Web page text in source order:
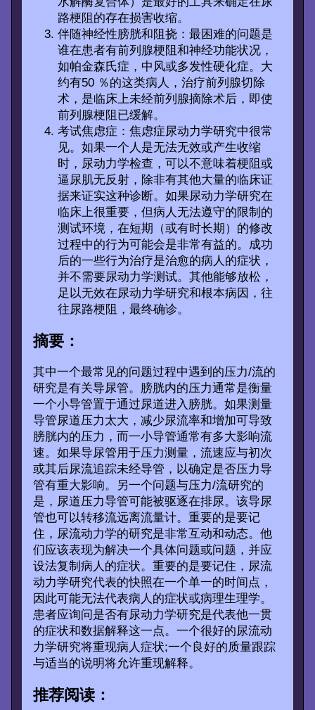
路梗阻的存在损害收缩。
伴随神经性膀胱和阻挠：最困难的问题是
谁在患者有前列腺梗阻和神经功能状况，
如帕金森氏症，中风或多发性硬化症。大
约有50 ％的这类病人，治疗前列腺切除
术，是临床上未经前列腺摘除术后，即使
前列腺梗阻已缓解。
考试焦虑症：焦虑症尿动力学研究中很常
见。如果一个人是无法无效或产生收缩
时，尿动力学检查，可以不意味着梗阻或
逼尿肌无反射，除非有其他大量的临床证
据来证实这种诊断。如果尿动力学研究在
临床上很重要，但病人无法遵守的限制的
测试环境，在短期（或有时长期）的修改
过程中的行为可能会是非常有益的。成功
后的一些行为治疗是治愈的病人的症状，
并不需要尿动力学测试。其他能够放松，
足以无效在尿动力学研究和根本病因，往
往尿路梗阻，最终确诊。
摘要：
其中一个最常见的问题过程中遇到的压力/流的
研究是有关导尿管。膀胱内的压力通常是衡量
一个小导管置于通过尿道进入膀胱。如果测量
导管尿道压力太大，减少尿流率和增加可导致
膀胱内的压力，而一小导管通常有多大影响流
速。如果导尿管用于压力测量，流速应与初次
或其后尿流追踪未经导管，以确定是否压力导
管有重大影响。另一个问题与压力/流研究的
是，尿道压力导管可能被驱逐在排尿。该导尿
管也可以转移流远离流量计。重要的是要记
住，尿流动力学的研究是非常互动和动态。他
们应该表现为解决一个具体问题或问题，并应
设法复制病人的症状。重要的是要记住，尿流
动力学研究代表的快照在一个单一的时间点，
因此可能无法代表病人的症状或病理生理学。
患者应询问是否有尿动力学研究是代表他一贯
的症状和数据解释这一点。一个很好的尿流动
力学研究将重现病人症状;一个良好的质量跟踪
与适当的说明将允许重现解释。
推荐阅读：